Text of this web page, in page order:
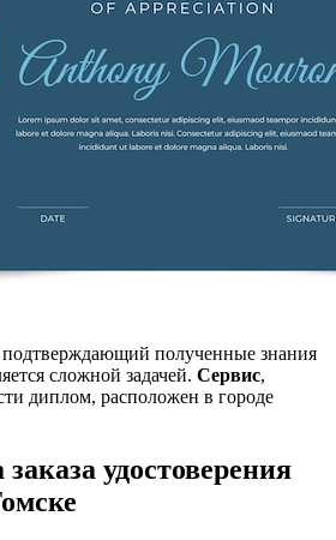
подтверждающий полученные знания
сложной задачей. Сервис,
диплом, расположен в городе
удостоверения